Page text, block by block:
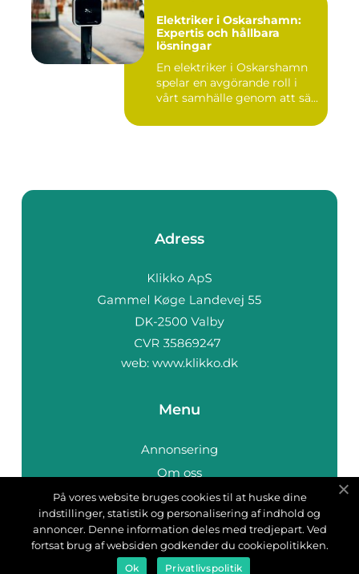
Elektriker i Oskarshamn:
Expertis och hållbara
lösningar
En elektriker i Oskarshamn
spelar en avgörande roll i
vårt samhälle genom att sä...
Adress
web: www.klikko.dk
Menu
Annonsering
Om oss
Cookies
Kontakta oss
Sitemap
På vores website bruges cookies til at huske dine
indstillinger, statistik og personalisering af indhold og
annoncer. Denne information deles med tredjepart. Ved
fortsat brug af websiden godkender du cookiepolitikken.
Ok Privatlivspolitik